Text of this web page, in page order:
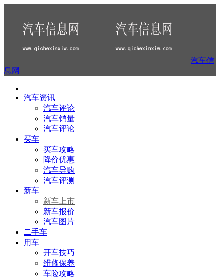
汽车信
息网
汽车资讯
汽车评论
汽车销量
汽车评论
买车
买车攻略
降价优惠
汽车导购
汽车评测
新车
新车上市
新车报价
汽车图片
二手车
用车
开车技巧
维修保养
车险攻略